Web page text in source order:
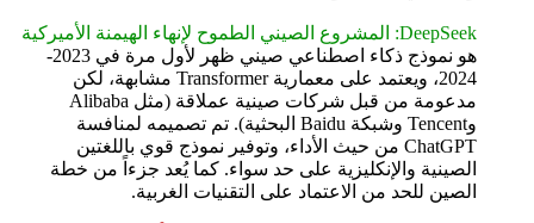
DeepSeek: المشروع الصيني الطموح لإنهاء الهيمنة الأميركية
هو نموذج ذكاء اصطناعي صيني ظهر لأول مرة في 2023-
2024، ويعتمد على معمارية Transformer مشابهة، لكن
مدعومة من قبل شركات صينية عملاقة (مثل Alibaba
وTencent وشبكة Baidu البحثية). تم تصميمه لمنافسة
ChatGPT من حيث الأداء، وتوفير نموذج قوي باللغتين
الصينية والإنكليزية على حد سواء. كما يُعد جزءاً من خطة
الصين للحد من الاعتماد على التقنيات الغربية.